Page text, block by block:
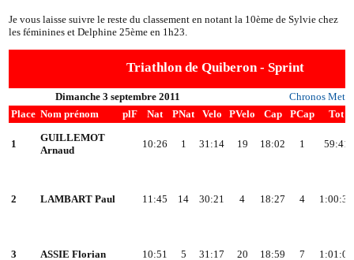
Je vous laisse suivre le reste du classement en notant la 10ème de Sylvie chez
les féminines et Delphine 25ème en 1h23.
Triathlon de Quiberon - Sprint
Dimanche 3 septembre 2011
Chronos
Place Nom prénom plF Nat PNat Velo PVelo Cap PCap Tot
1
GUILLEMOT
Arnaud
10:26 1 31:14 19 18:02 1 59:41
2 LAMBART Paul 11:45 14 30:21 4 18:27 4 1:00:31
3 ASSIE Florian 10:51 5 31:17 20 18:59 7 1:01:05